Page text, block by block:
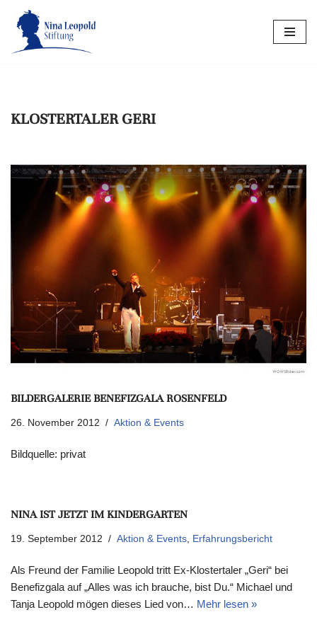
Zum
Inhalt
KLOSTERTALER GERI
BILDERGALERIE BENEFIZGALA ROSENFELD
26. November 2012 Aktion & Events
Bildquelle: privat
NINA IST JETZT IM KINDERGARTEN
19. September 2012 Aktion & Events Erfahrungsbericht
Als Freund der Familie Leopold tritt Ex-Klostertaler „Geri“ bei
Benefizgala auf „Alles was ich brauche, bist Du.“ Michael und
Tanja Leopold mögen dieses Lied von… Mehr lesen »